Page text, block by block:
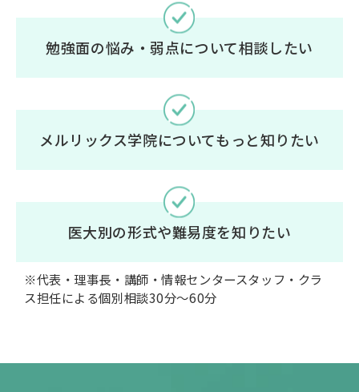
勉強面の悩み・弱点について相談したい
メルリックス学院についてもっと知りたい
医大別の形式や難易度を知りたい
※代表・理事長・講師・情報センタースタッフ・クラ
ス担任による個別相談30分〜60分